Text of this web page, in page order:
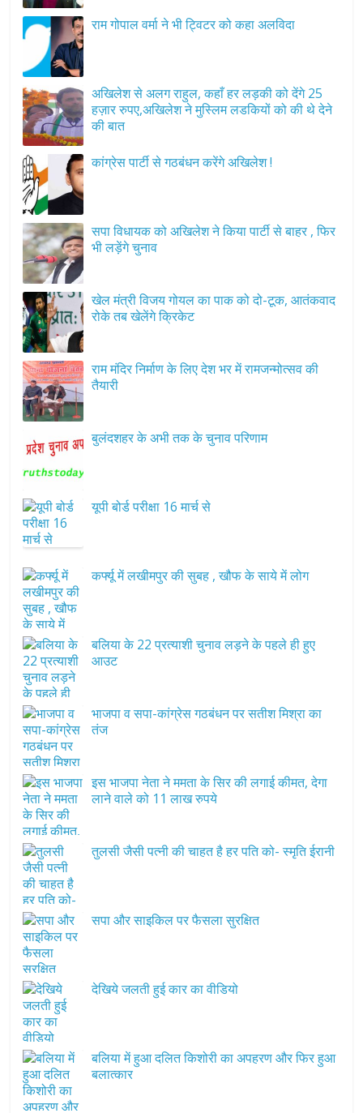
राम गोपाल वर्मा ने भी ट्विटर को कहा अलविदा
अखिलेश से अलग राहुल, कहाँ हर लड़की को देंगे 25
हज़ार रुपए,अखिलेश ने मुस्लिम लडकियों को की थे देने
की बात
कांग्रेस पार्टी से गठबंधन करेंगे अखिलेश !
सपा विधायक को अखिलेश ने किया पार्टी से बाहर , फिर
भी लड़ेंगे चुनाव
खेल मंत्री विजय गोयल का पाक को दो-टूक, आतंकवाद
रोके तब खेलेंगे क्रिकेट
राम मंदिर निर्माण के लिए देश भर में रामजन्मोत्सव की
तैयारी
बुलंदशहर के अभी तक के चुनाव परिणाम
यूपी बोर्ड परीक्षा 16 मार्च से
कर्फ्यू में लखीमपुर की सुबह , खौफ के साये में लोग
बलिया के 22 प्रत्याशी चुनाव लड़ने के पहले ही हुए
आउट
भाजपा व सपा-कांग्रेस गठबंधन पर सतीश मिश्रा का
तंज
इस भाजपा नेता ने ममता के सिर की लगाई कीमत, देगा
लाने वाले को 11 लाख रुपये
तुलसी जैसी पत्नी की चाहत है हर पति को- स्मृति ईरानी
सपा और साइकिल पर फैसला सुरक्षित
देखिये जलती हुई कार का वीडियो
बलिया में हुआ दलित किशोरी का अपहरण और फिर हुआ
बलात्कार